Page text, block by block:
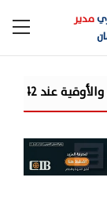
مدير
شركة «Liberty Developments» تطلق أولى فعالياتها الترفيهية بمشروع «AT» في حفل ضخم للميجا ستار أحمد سع...